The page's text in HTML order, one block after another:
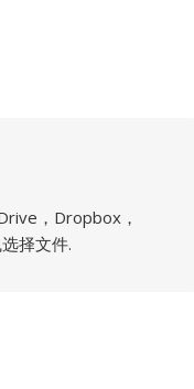
，Dropbox，
择文件.